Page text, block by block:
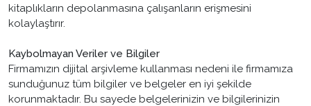
kitaplıkların depolanmasına çalışanların erişmesini
kolaylaştırır.
Kaybolmayan Veriler ve Bilgiler
Firmamızın dijital arşivleme kullanması nedeni ile firmamıza
sunduğunuz tüm bilgiler ve belgeler en iyi şekilde
korunmaktadır. Bu sayede belgelerinizin ve bilgilerinizin